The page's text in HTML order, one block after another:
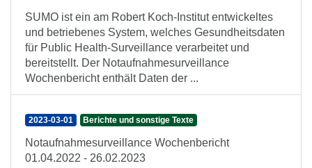
SUMO ist ein am Robert Koch-Institut entwickeltes
und betriebenes System, welches Gesundheitsdaten
für Public Health-Surveillance verarbeitet und
bereitstellt. Der Notaufnahmesurveillance
Wochenbericht enthält Daten der ...
2023-03-01 Berichte und sonstige Texte
Notaufnahmesurveillance Wochenbericht
01.04.2022 - 26.02.2023